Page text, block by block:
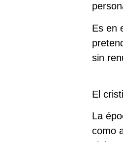
Es en
sin
El
La
como